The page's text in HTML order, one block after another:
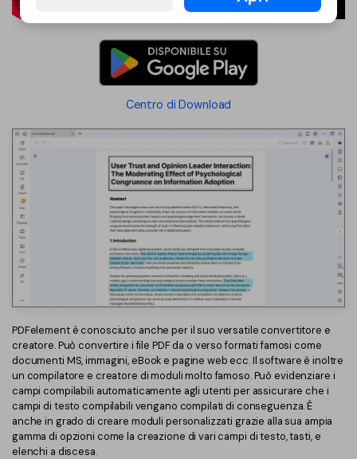
Centro di Download
PDFelement è conosciuto anche per il suo versatile convertitore e
creatore. Può convertire i file PDF da o verso formati famosi come
documenti MS, immagini, eBook e pagine web ecc. Il software è inoltre
un compilatore e creatore di moduli molto famoso. Può evidenziare i
campi compilabili automaticamente agli utenti per assicurare che i
campi di testo compilabili vengano compilati di conseguenza. È
anche in grado di creare moduli personalizzati grazie alla sua ampia
gamma di opzioni come la creazione di vari campi di testo, tasti, e
elenchi a discesa.